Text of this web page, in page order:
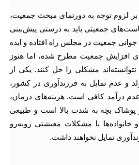
بر لزوم توجه به دورنمای مبحث جمعیت،
جمعیتی باید به درستی پیش‌بینی
جمعیت در مجلس راه افتاده و ایده‌
افزایش جمعیت مطرح شده، اما هنوز
نتوانسته‌اند مشکلی را حل کنند. یکی از
و عدم تمایل به فرزندآوری در کشور،
درآمد کافی است. هزینه‌های درمان،
بچه به شدت بالا است و طبیعی
خانواده‌ها با مشکلات معیشتی روبه‌رو
تمایل نخواهند داشت.